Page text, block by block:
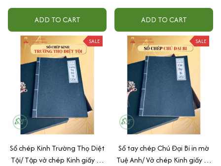
ADD TO CART ADD TO CART
SALE
Sổ chép Kinh Trường Thọ Diệt
Tội/ Tập vở chép Kinh giấy cổ
SALE
Sổ tay chép Chú Đại Bi in mờ
Tuệ Anh/ Vở chép Kinh giấy cổ